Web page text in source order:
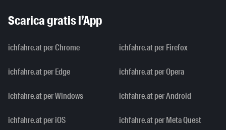
Scarica gratis l’App
ichfahre.at per Chrome ichfahre.at per Firefox
ichfahre.at per Edge ichfahre.at per Opera
ichfahre.at per Windows ichfahre.at per Android
ichfahre.at per iOS ichfahre.at per Meta Quest